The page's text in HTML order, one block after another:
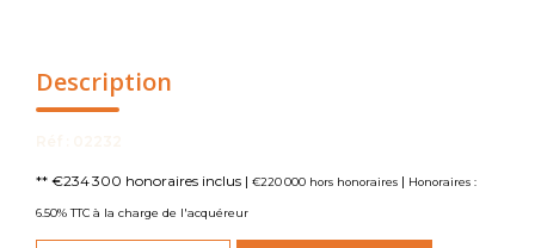
Description
** €234 300 honoraires inclus | €220 000 hors honoraires | Honoraires :
6.50% TTC à la charge de l'acquéreur